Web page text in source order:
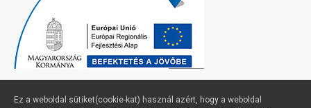
Ez a weboldal sütiket(cookie-kat) használ azért, hogy a weboldal